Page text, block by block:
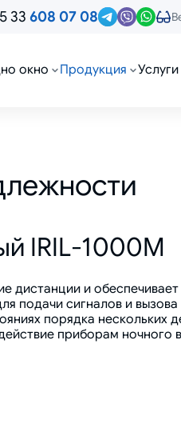
33 608 07 08
окно Продукция Услуги
IRIL-1000M
и обеспечивает
подачи сигналов и
порядка нескольких
приборам ночного